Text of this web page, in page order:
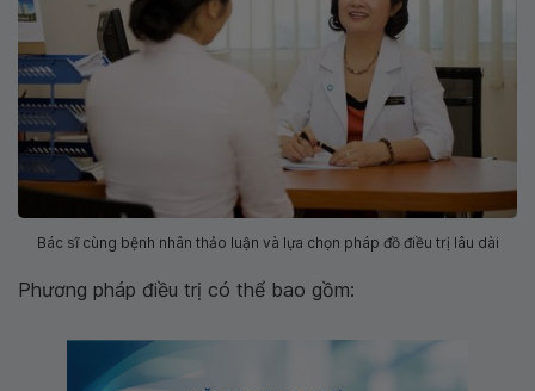
Bác sĩ cùng bệnh nhân thảo luận và lựa chọn pháp đồ điều trị lâu dài
Phương pháp điều trị có thể bao gồm: